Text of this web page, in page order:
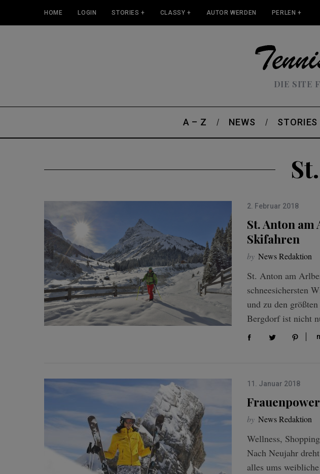
HOME LOGIN STORIES + CLASSY + AUTOR WERDEN PERLEN +
DIE SITE
A – Z NEWS STORIES
2. Februar 2018
St. Anton
Skifahren
by News Redaktion
St. Anton am
schneesichersten
und zu den
Bergdorf ist nicht
11. Januar 2018
by News Redaktion
Wellness,
Nach Neujahr
alles ums